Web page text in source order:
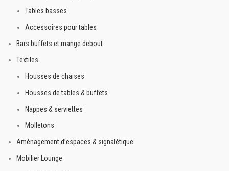
Tables basses
Accessoires pour tables
Bars buffets et mange debout
Textiles
Housses de chaises
Housses de tables & buffets
Nappes & serviettes
Molletons
Aménagement d’espaces & signalétique
Mobilier Lounge